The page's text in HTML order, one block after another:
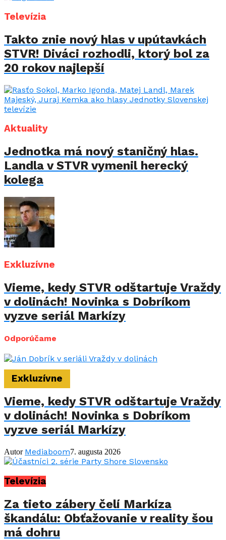
Televízia
Takto znie nový hlas v upútavkách
STVR! Diváci rozhodli, ktorý bol za
20 rokov najlepší
Aktuality
Jednotka má nový staničný hlas.
Landla v STVR vymenil herecký
kolega
Exkluzívne
Vieme, kedy STVR odštartuje Vraždy
v dolinách! Novinka s Dobríkom
vyzve seriál Markízy
Odporúčame
Exkluzívne
Vieme, kedy STVR odštartuje Vraždy
v dolinách! Novinka s Dobríkom
vyzve seriál Markízy
Autor Mediaboom7. augusta 2026
Televízia
Za tieto zábery čelí Markíza
škandálu: Obťažovanie v reality šou
má dohru